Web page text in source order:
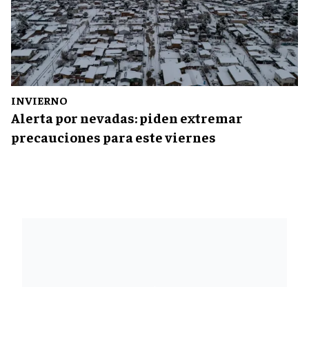
INVIERNO
Alerta por nevadas: piden extremar
precauciones para este viernes